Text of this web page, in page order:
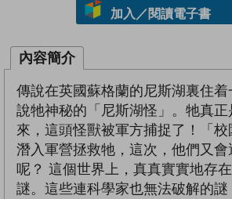
加入／閱讀電子書
內容簡介
傳說在英國蘇格蘭的尼斯湖裏住
說牠神秘的「尼斯湖怪」。牠真正
來，這頭怪獸被軍方捕捉了！「
潛入軍營拯救牠，這次，他們又會
呢？ 這個世界上，真真實實地存
謎。這些連科學家也無法破解的